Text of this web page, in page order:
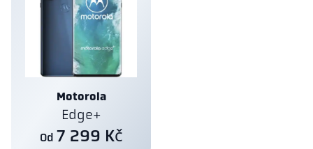
Motorola
Edge+
Od 7 299 Kč